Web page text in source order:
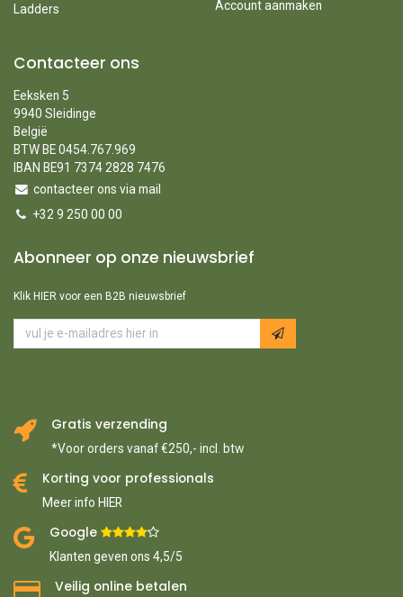
Ladders
Account aanmaken
Contacteer ons
Eeksken 5
9940 Sleidinge
België
BTW BE 0454.767.969
IBAN BE91 7374 2828 7476
contacteer ons via mail
+32 9 250 00 00
Abonneer op onze nieuwsbrief
Klik HIER voor een B2B nieuwsbrief
Gratis verzending
*Voor orders vanaf €250,- incl. btw
Korting voor professionals
Meer info HIER
Google ​
Klanten geven ons 4,5/5
Veilig online betalen